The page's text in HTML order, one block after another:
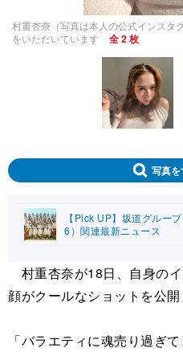
村重杏奈（写真は本人の公式インスタ
をいただいています
全 2 枚
写真を
【Pick UP】坂道グルー
6）関連最新ニュース
村重杏奈が18日、自身の
顔がクールなショットを公開
「バラエティに魂売り過ぎ